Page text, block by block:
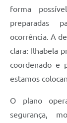
forma
preparadas
ocorrência. A
clara: Ilhabela
coordenado e
estamos
O plano
segurança,